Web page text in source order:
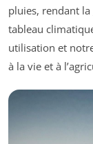
pluies, rendant la
tableau
utilisation et
à la vie et à